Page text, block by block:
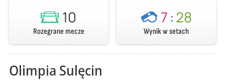
10
Rozegrane mecze
7 :28
Wynik w setach
Olimpia Sulęcin